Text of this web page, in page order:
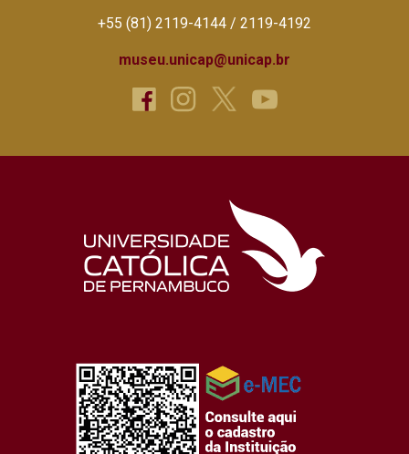
+55 (81) 2119-4144 / 2119-4192
museu.unicap@unicap.br